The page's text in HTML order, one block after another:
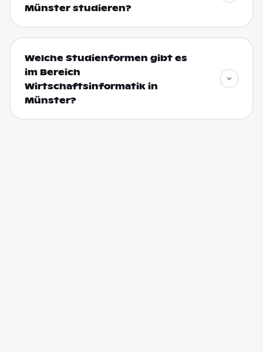
Münster studieren?
Welche Studienformen gibt es
im Bereich
Wirtschaftsinformatik in
Münster?